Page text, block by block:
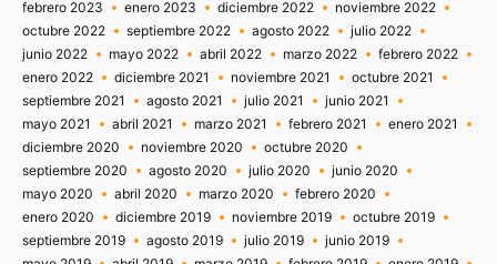
febrero 2023
enero 2023 diciembre 2022
noviembre 2022
octubre 2022
septiembre 2022 agosto 2022
julio 2022
junio 2022
mayo 2022 abril 2022 marzo 2022
febrero 2022
enero 2022
diciembre 2021 noviembre 2021
octubre 2021
septiembre 2021
agosto 2021 julio 2021
junio 2021
mayo 2021
abril 2021 marzo 2021 febrero 2021
enero 2021
diciembre 2020
noviembre 2020
octubre 2020
septiembre 2020
agosto 2020 julio 2020
junio 2020
mayo 2020
abril 2020 marzo 2020
febrero 2020
enero 2020
diciembre 2019 noviembre 2019
octubre 2019
septiembre 2019
agosto 2019 julio 2019
junio 2019